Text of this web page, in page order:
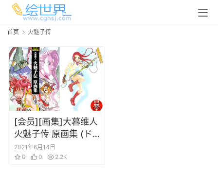
首页 火魅子传
[会员][画集]大暮维人
火魅子传 原画集 (ド
ラゴンマガジンコレ
クション)
2021年6月14日
0
0 2.2K